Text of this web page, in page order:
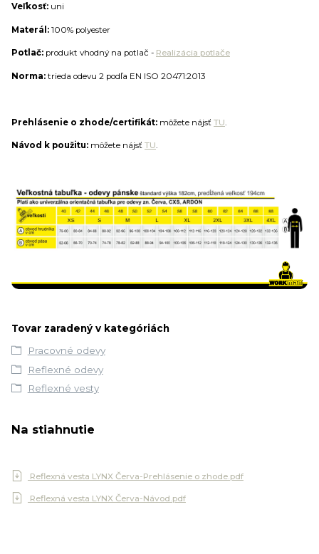
Veľkosť: uni
Materál: 100% polyester
Potlač: produkt vhodný na potlač - Realizácia potlače
Norma: trieda odevu 2 podľa EN ISO 20471:2013
Prehlásenie o zhode/certifikát: môžete nájsť TU
Návod k použitu: môžete nájsť TU.
Tovar zaradený v kategóriách
Pracovné odevy
Reflexné odevy
Reflexné vesty
Na stiahnutie
Reflexná vesta LYNX Červa-Prehlásenie o zhode.pdf
Reflexná vesta LYNX Červa-Návod.pdf